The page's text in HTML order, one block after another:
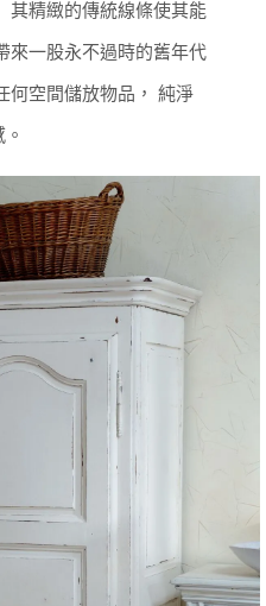
其精緻的傳統線條使其能
來一股永不過時的舊年代
何空間儲放物品， 純淨